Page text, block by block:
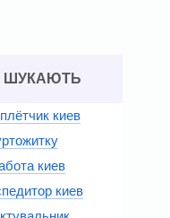
ШУКАЮТЬ
киев
киев
киев